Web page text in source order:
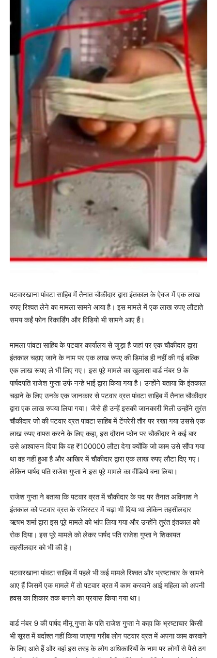
पटवारखाना पांवटा साहिब में तैनात चौकीदार द्वारा इंतकाल के ऐवज में एक लाख
रुपए रिश्वत लेने का मामला सामने आया है। इस मामले में एक लाख रुपए लौटाते
समय कईं फोन रिकार्डिंग और विडियो भी सामने आए हैं।
मामला पांवटा साहिब के पटवार कार्यालय से जुड़ा है जहां पर एक चौकीदार द्वारा
इंतकाल चढ़ाए जाने के नाम पर एक लाख रुपए की डिमांड ही नहीं की गई बल्कि
एक लाख रूपए ले भी लिए गए। इस पूरे मामले का खुलासा वार्ड नंबर 9 के
पार्षदपति राजेश गुप्ता उर्फ नन्हे भाई द्वारा किया गया है। उन्होंने बताया कि इंतकाल
चढ़ाने के लिए उनके एक जानकार से पटवार व्रत पांवटा साहिब में तैनात चौकीदार
द्वारा एक लाख रुपया लिया गया। जैसे ही उन्हें इसकी जानकारी मिली उन्होंने तुरंत
चौकीदार जो की पटवार व्रत पांवटा साहिब में टेंपरेरी तौर पर रखा गया उससे एक
लाख रुपए वापस करने के लिए कहा, इस दौरान फोन पर चौकीदार ने कई बार
उसे आश्वासन दिया कि वह ₹100000 लौटा देगा क्योंकि जो काम उसे सौंपा गया
था वह नहीं हुआ है और आखिर में चौकीदार द्वारा एक लाख रुपए लौटा दिए गए।
लेकिन पार्षद पति राजेश गुप्ता ने इस पूरे मामले का वीडियो बना लिया।
राजेश गुप्ता ने बताया कि पटवार व्रत में चौकीदार के पद पर तैनात अविनाश ने
इंतकाल को पटवार व्रत के रजिस्टर में चढ़ा भी दिया था लेकिन तहसीलदार
ऋषभ शर्मा द्वारा इस पूरे मामले को भांप लिया गया और उन्होंने तुरंत इंतकाल को
रोक दिया। इस पूरे मामले को लेकर पार्षद पति राजेश गुप्ता ने शिकायत
तहसीलदार को भी की है।
पटवारखाना पांवटा साहिब में पहले भी कई मामले रिश्वत और भ्रष्टाचार के सामने
आए हैं जिसमें एक मामले में तो पटवार व्रत में काम करवाने आई महिला को अपनी
हवस का शिकार तक बनाने का प्रयास किया गया था।
वार्ड नंबर 9 की पार्षद मीनू गुप्ता के पति राजेश गुप्ता ने कहा कि भ्रष्टाचार किसी
भी सूरत में बर्दाश्त नहीं किया जाएगा गरीब लोग पटवार व्रत में अपना काम करवाने
के लिए आते हैं और वहां इस तरह के लोग अधिकारियों के नाम पर लोगों से पैसे ठग